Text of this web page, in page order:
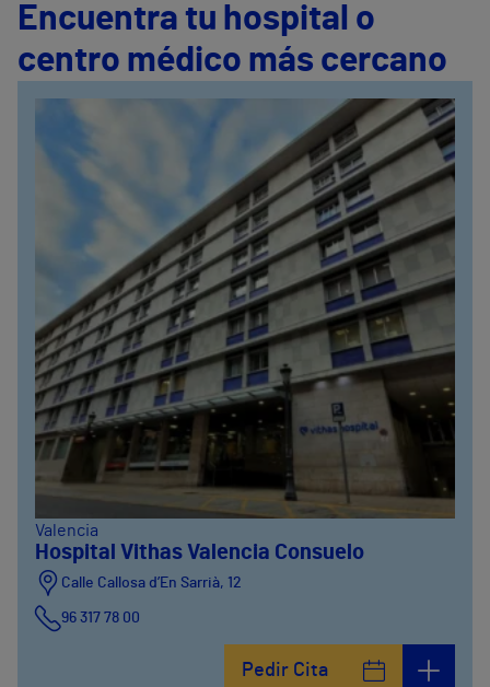
Encuentra tu hospital o
centro médico más cercano
Valencia
Hospital Vithas Valencia Consuelo
Calle Callosa d’En Sarrià, 12
96 317 78 00
Pedir Cita